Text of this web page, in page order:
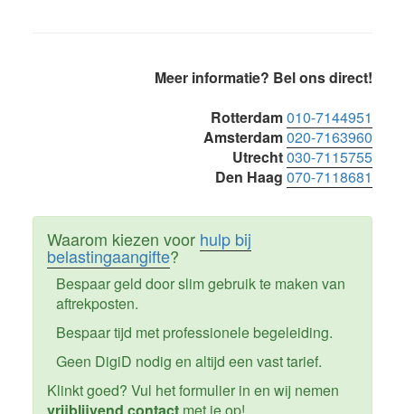
Meer informatie? Bel ons direct!
Rotterdam010-7144951
Amsterdam020-7163960
Utrecht030-7115755
Den Haag 070-7118681
Waarom kiezen voor hulp bij
belastingaangifte?
Bespaar geld door slim gebruik te maken van
aftrekposten.
Bespaar tijd met professionele begeleiding.
Geen DigiD nodig en altijd een vast tarief.
Klinkt goed? Vul het formulier in en wij nemen
vrijblijvend contactmet je op!